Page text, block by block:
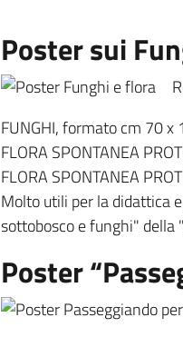
Poster sui
FUNGHI, formato cm 70 x
FLORA SPONTANEA
FLORA SPONTANEA
Molto utili per la didattica
sottobosco e funghi" della
Poster